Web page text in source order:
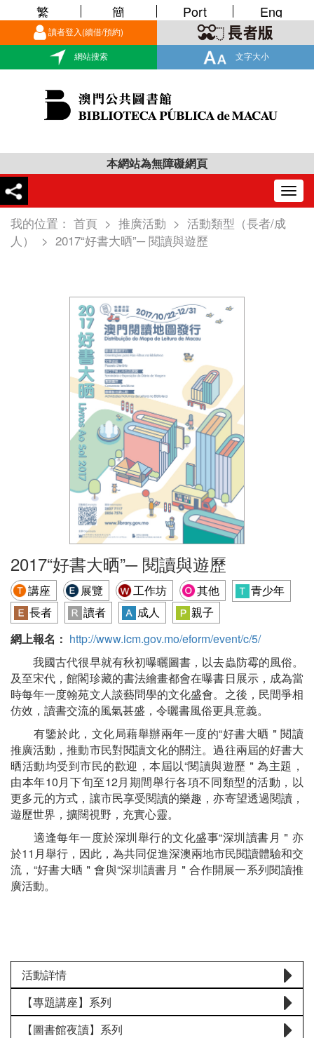
讀者登入(續借/預約)
網站搜索 文字大小
繁 簡 Port Eng
本網站為無障礙網頁
我的位置： 首頁 > 推廣活動 > 活動類型（長者/成
人）
> 2017“好書大晒”─ 閱讀與遊歷
2017“好書大晒”─ 閱讀與遊歷
講座 展覽 工作坊 其他
青少年
長者
讀者 成人
親子
網上報名： http://www.icm.gov.mo/eform/event/c/5/
我國古代很早就有秋初曝曬圖書，以去蟲防霉的風俗。
及至宋代，館閣珍藏的書法繪畫都會在曝書日展示，成為當
時每年一度翰苑文人談藝問學的文化盛會。之後，民間爭相
仿效，讀書交流的風氣甚盛，令曬書風俗更具意義。
有鑒於此，文化局藉舉辦兩年一度的“好書大晒＂閱讀
推廣活動，推動市民對閱讀文化的關注。過往兩屆的好書大
晒活動均受到市民的歡迎，本屆以“閱讀與遊歷＂為主題，
由本年10月下旬至12月期間舉行各項不同類型的活動，以
更多元的方式，讓市民享受閱讀的樂趣，亦寄望透過閱讀，
遊歷世界，擴闊視野，充實心靈。
適逢每年一度於深圳舉行的文化盛事“深圳讀書月＂亦
於11月舉行，因此，為共同促進深澳兩地市民閱讀體驗和交
流，“好書大晒＂會與“深圳讀書月＂合作開展一系列閱讀推
廣活動。
活動詳情
【專題講座】系列
【圖書館夜讀】系列